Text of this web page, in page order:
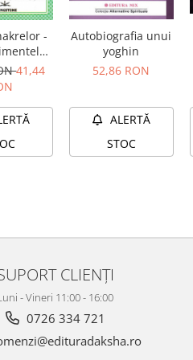
-
pot
nivelul
si
trupul,
spiritul
41,44
Autobiografia unui
yoghin
52,86 RON
ALERTĂ
STOC
CLIENȚI
- Vineri 11:00 - 16:00
0726 334 721